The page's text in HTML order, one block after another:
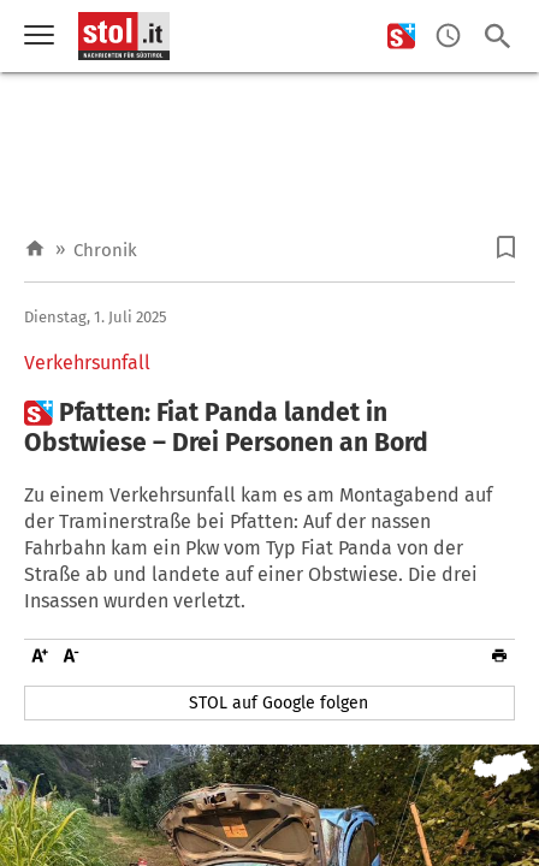
» Chronik
Verkehrsunfall
Dienstag, 1. Juli 2025
 Pfatten: Fiat Panda landet in
Obstwiese – Drei Personen an Bord
Zu einem Verkehrsunfall kam es am Montagabend auf
der Traminerstraße bei Pfatten: Auf der nassen
Fahrbahn kam ein Pkw vom Typ Fiat Panda von der
Straße ab und landete auf einer Obstwiese. Die drei
Insassen wurden verletzt.
STOL auf Google folgen